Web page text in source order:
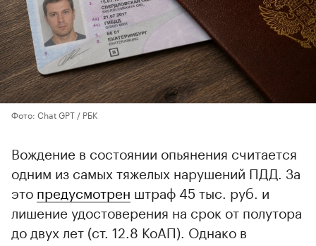
Фото: Chat GPT / РБК
Вождение в состоянии опьянения считается
одним из самых тяжелых нарушений ПДД. За
это предусмотрен штраф 45 тыс. руб. и
лишение удостоверения на срок от полутора
до двух лет (ст. 12.8 КоАП). Однако в